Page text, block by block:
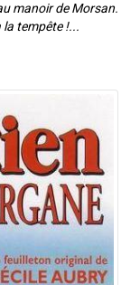
manoir de Morsan.
la tempête !...